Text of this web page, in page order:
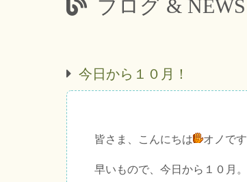
ブログ & NEWS
今日から１０月！
皆さま、こんにちは オノです
早いもので、今日から１０月。